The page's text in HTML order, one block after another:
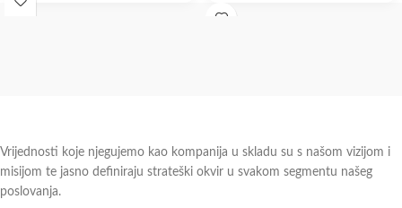
dostupnosti i roku isporuke.
Vrijednosti koje njegujemo kao kompanija u skladu su s našom vizijom i
misijom te jasno definiraju strateški okvir u svakom segmentu našeg
poslovanja.